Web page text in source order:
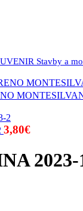
Stavby a
3,80€
2023-